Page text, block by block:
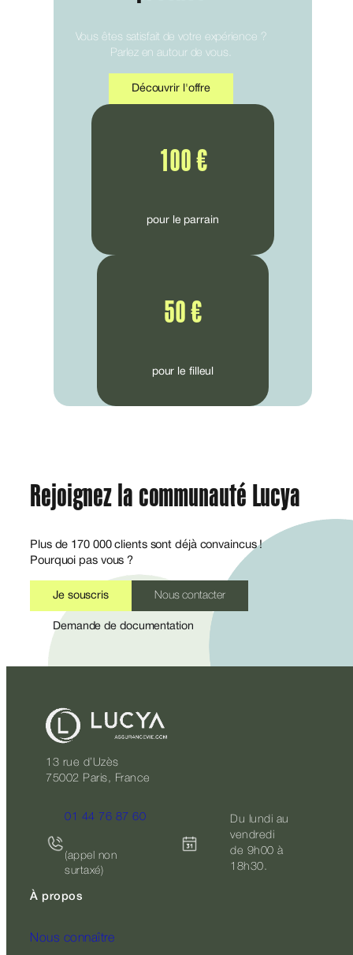
Vous êtes satisfait de votre expérience ?
Parlez en autour de vous.
Découvrir l'offre
100 €
pour le parrain
50 €
pour le filleul
Rejoignez la communauté Lucya
Plus de 170 000 clients sont déjà convaincus !
Pourquoi pas vous ?
Je souscris Nous contacter
Demande de documentation
13 rue d’Uzès
75002 Paris, France
01 44 76 87 60
(appel non
surtaxé)
Du lundi au
vendredi
de 9h00 à
18h30.
À propos
Nous connaître